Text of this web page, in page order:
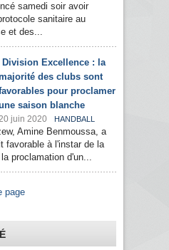
samedi soir avoir
sanitaire au
et des...
Division Excellence : la
des clubs sont
pour proclamer
saison blanche
juin 2020 HANDBALL
Amine Benmoussa, a
favorable à l'instar de la
proclamation d'un...
page